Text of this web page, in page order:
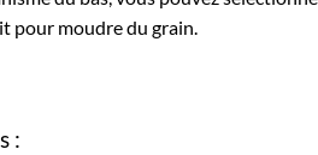
pour moudre du grain.
: